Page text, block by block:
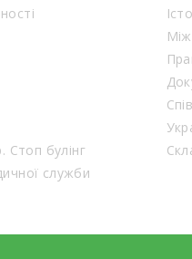
Стоп булінг
служби